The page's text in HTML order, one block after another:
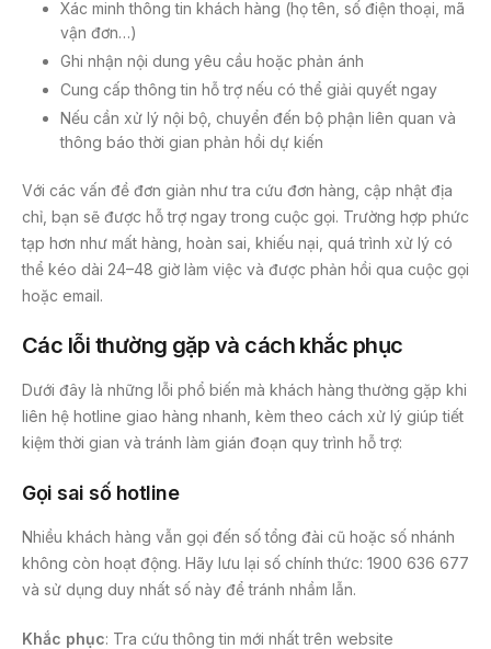
Xác minh thông tin khách hàng (họ tên, số điện thoại, mã
vận đơn…)
Ghi nhận nội dung yêu cầu hoặc phản ánh
Cung cấp thông tin hỗ trợ nếu có thể giải quyết ngay
Nếu cần xử lý nội bộ, chuyển đến bộ phận liên quan và
thông báo thời gian phản hồi dự kiến
Với các vấn đề đơn giản như tra cứu đơn hàng, cập nhật địa
chỉ, bạn sẽ được hỗ trợ ngay trong cuộc gọi. Trường hợp phức
tạp hơn như mất hàng, hoàn sai, khiếu nại, quá trình xử lý có
thể kéo dài 24–48 giờ làm việc và được phản hồi qua cuộc gọi
hoặc email.
Các lỗi thường gặp và cách khắc phục
Dưới đây là những lỗi phổ biến mà khách hàng thường gặp khi
liên hệ hotline giao hàng nhanh, kèm theo cách xử lý giúp tiết
kiệm thời gian và tránh làm gián đoạn quy trình hỗ trợ:
Gọi sai số hotline
Nhiều khách hàng vẫn gọi đến số tổng đài cũ hoặc số nhánh
không còn hoạt động. Hãy lưu lại số chính thức: 1900 636 677
và sử dụng duy nhất số này để tránh nhầm lẫn.
Khắc phục: Tra cứu thông tin mới nhất trên website